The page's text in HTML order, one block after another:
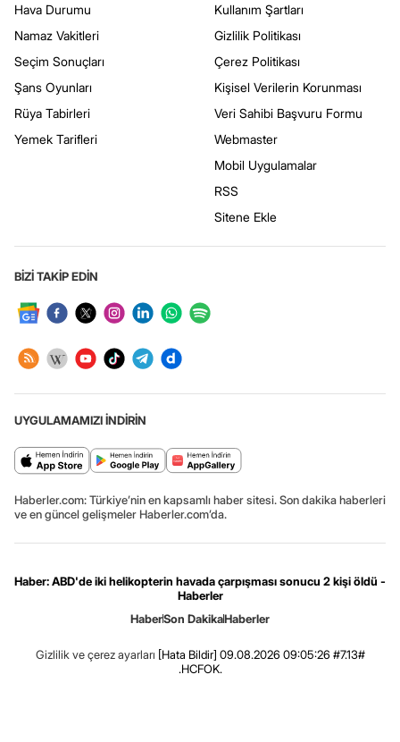
Hava Durumu
Namaz Vakitleri
Seçim Sonuçları
Şans Oyunları
Rüya Tabirleri
Yemek Tarifleri
Kullanım Şartları
Gizlilik Politikası
Çerez Politikası
Kişisel Verilerin Korunması
Veri Sahibi Başvuru Formu
Webmaster
Mobil Uygulamalar
RSS
Sitene Ekle
BİZİ TAKİP EDİN
UYGULAMAMIZI İNDİRİN
Haberler.com: Türkiye’nin en kapsamlı haber sitesi. Son dakika haberleri
ve en güncel gelişmeler Haberler.com’da.
Haber: ABD'de iki helikopterin havada çarpışması sonucu 2 kişi öldü -
Haberler
HaberSon DakikaHaberler
Gizlilik ve çerez ayarları [Hata Bildir] 09.08.2026 09:05:26 #7.13#
.HCFOK.